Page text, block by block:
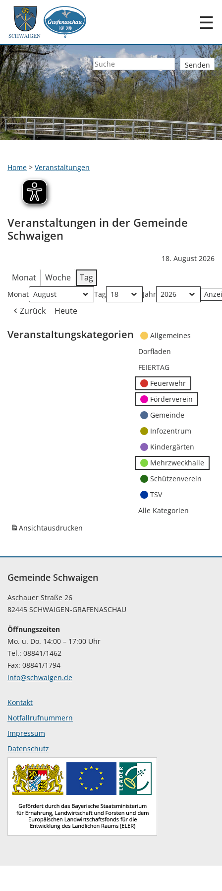
☰
Home > Veranstaltungen
Veranstaltungen in der Gemeinde
Schwaigen
18. August 2026
Monat Woche Tag
Monat Tag Jahr
Zurück Heute
Veranstaltungskategorien
Allgemeines
Dorfladen
FEIERTAG
Feuerwehr
Förderverein
Gemeinde
Infozentrum
Kindergärten
Mehrzweckhalle
Schützenverein
TSV
Alle Kategorien
Ansichtausdrucken
Gemeinde Schwaigen
Aschauer Straße 26
82445 SCHWAIGEN-GRAFENASCHAU
Öffnungszeiten
Mo. u. Do. 14:00 – 17:00 Uhr
Tel.: 08841/1462
Fax: 08841/1794
info@schwaigen.de
Kontakt
Notfallrufnummern
Impressum
Datenschutz